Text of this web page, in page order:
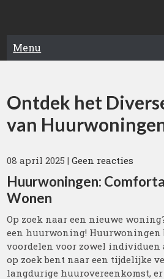
Menu
Ontdek het
van
08 april 2025 |Geen reacties
Huurwoningen:
Wonen
Op zoek naar een nieuwe
een huurwoning! Huurwoningen
voordelen voor zowel individuen
op zoek bent naar een tijdelijke
langdurige huurovereenkomst,